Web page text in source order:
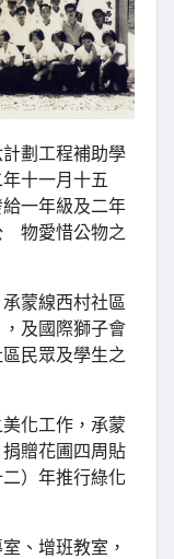
劃工程補助學
十一月十五
一年級及二年
物愛惜公物之
蒙線西村社區
及國際獅子會
民眾及學生之
化工作，承蒙
贈花圃四周貼
）年推行綠化
、增班教室，